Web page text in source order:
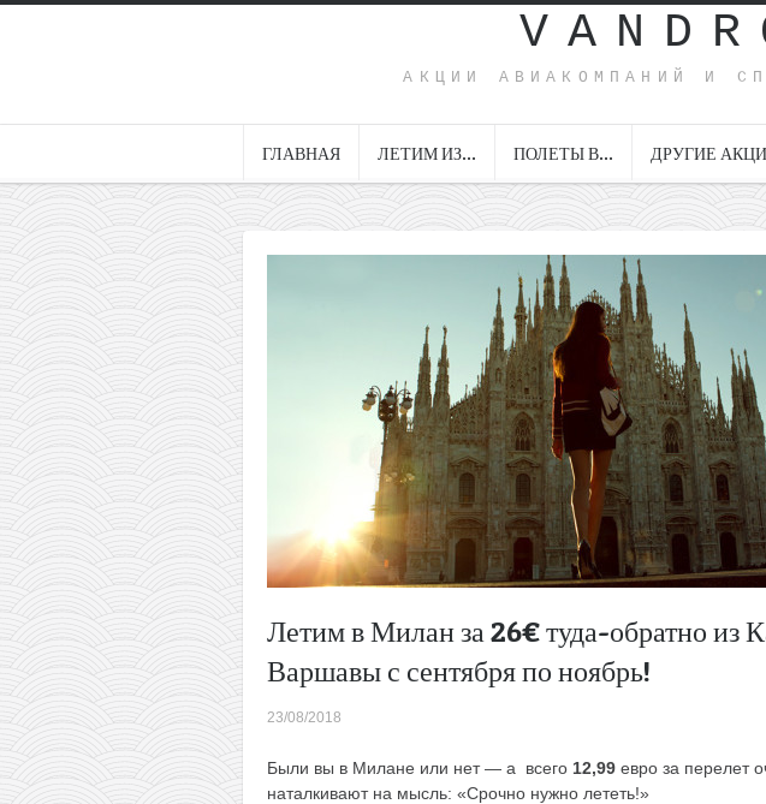
АКЦИИ АВИАКОМПАНИЙ И
ГЛАВНАЯ ЛЕТИМ ИЗ… ПОЛЕТЫ В… ДРУГИЕ
Летим в Милан за 26€ туда-обратно из
Варшавы с сентября по ноябрь!
23/08/2018
Были вы в Милане или нет — а всего 12,99 евро за перелет
наталкивают на мысль: «Срочно нужно лететь!»